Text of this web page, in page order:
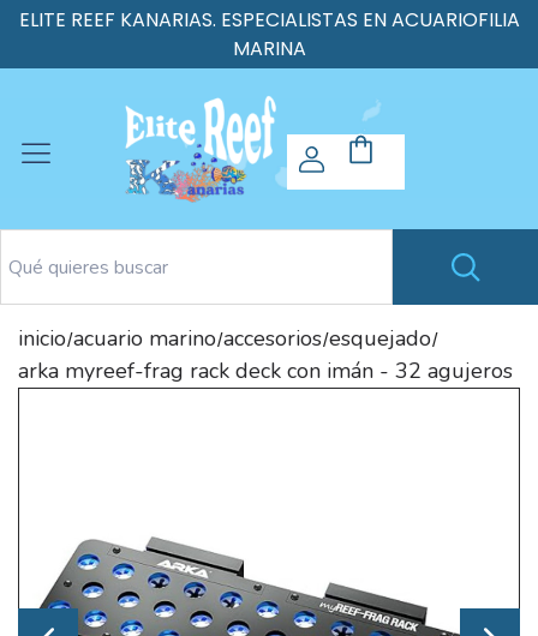
ELITE REEF KANARIAS. ESPECIALISTAS EN ACUARIOFILIA
MARINA
inicio/acuario marino/accesorios/esquejado/
arka myreef-frag rack deck con imán - 32 agujeros